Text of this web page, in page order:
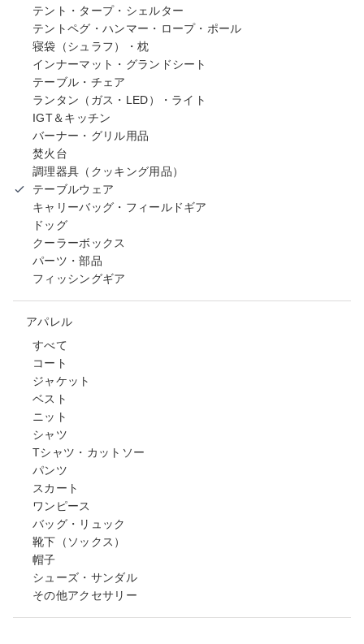
テント・タープ・シェルター
テントペグ・ハンマー・ロープ・ポール
寝袋（シュラフ）・枕
インナーマット・グランドシート
テーブル・チェア
ランタン（ガス・LED）・ライト
IGT＆キッチン
バーナー・グリル用品
焚火台
調理器具（クッキング用品）
テーブルウェア
キャリーバッグ・フィールドギア
ドッグ
クーラーボックス
パーツ・部品
フィッシングギア
アパレル
すべて
コート
ジャケット
ベスト
ニット
シャツ
Tシャツ・カットソー
パンツ
スカート
ワンピース
バッグ・リュック
靴下（ソックス）
帽子
シューズ・サンダル
その他アクセサリー